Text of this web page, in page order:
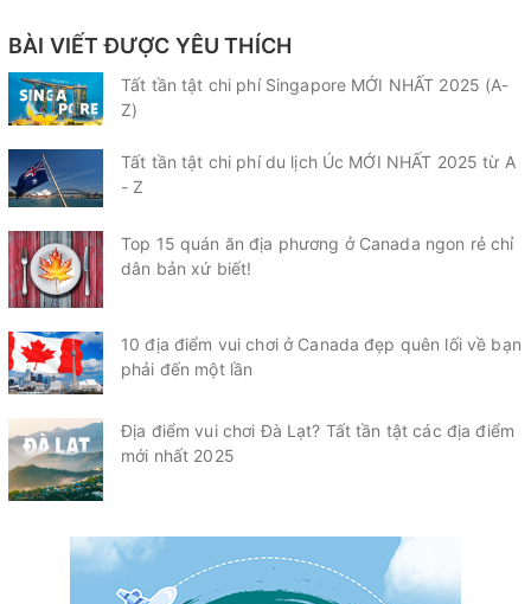
BÀI VIẾT ĐƯỢC YÊU THÍCH
Tất tần tật chi phí Singapore MỚI NHẤT 2025 (A-
Z)
Tất tần tật chi phí du lịch Úc MỚI NHẤT 2025 từ A
- Z
Top 15 quán ăn địa phương ở Canada ngon rẻ chỉ
dân bản xứ biết!
10 địa điểm vui chơi ở Canada đẹp quên lối về bạn
phải đến một lần
Địa điểm vui chơi Đà Lạt? Tất tần tật các địa điểm
mới nhất 2025